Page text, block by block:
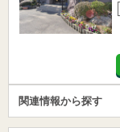
関連情報から探す